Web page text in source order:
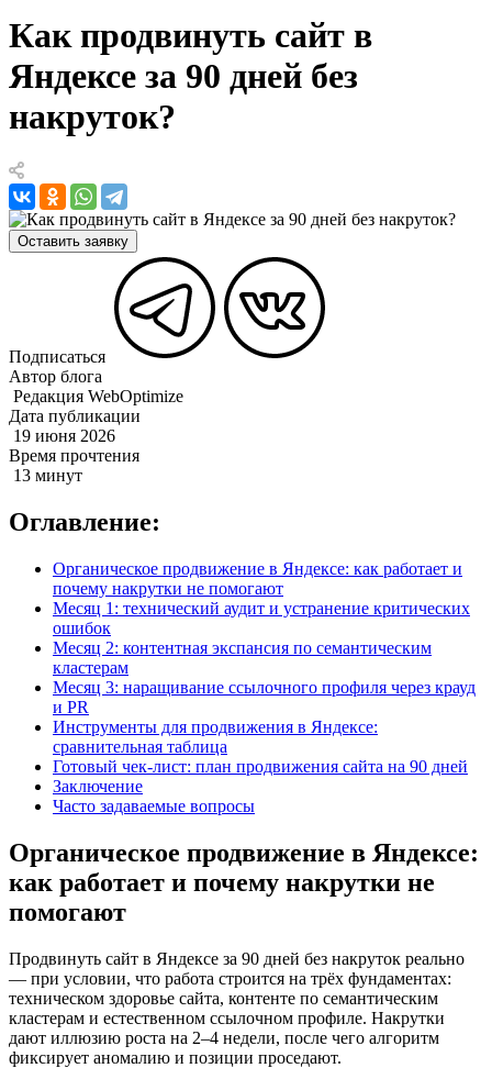
Как продвинуть сайт в
Яндексе за 90 дней без
накруток?
Оставить заявку
Подписаться
Автор блога
Редакция WebOptimize
Дата публикации
19 июня 2026
Время прочтения
13 минут
Оглавление:
Органическое продвижение в Яндексе: как работает и
почему накрутки не помогают
Месяц 1: технический аудит и устранение критических
ошибок
Месяц 2: контентная экспансия по семантическим
кластерам
Месяц 3: наращивание ссылочного профиля через крауд
и PR
Инструменты для продвижения в Яндексе:
сравнительная таблица
Готовый чек-лист: план продвижения сайта на 90 дней
Заключение
Часто задаваемые вопросы
Органическое продвижение в Яндексе:
как работает и почему накрутки не
помогают
Продвинуть сайт в Яндексе за 90 дней без накруток реально
— при условии, что работа строится на трёх фундаментах:
техническом здоровье сайта, контенте по семантическим
кластерам и естественном ссылочном профиле. Накрутки
дают иллюзию роста на 2–4 недели, после чего алгоритм
фиксирует аномалию и позиции проседают.